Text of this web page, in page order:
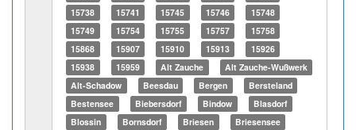
15738
15741 15745 15746
15748
15749
15754 15755 15757
15758
15868
15907 15910 15913
15926
15938
15959 Alt Zauche
Alt Zauche-Wußwerk
Alt-Schadow
Beesdau Bergen
Bersteland
Bestensee
Biebersdorf Bindow
Blasdorf
Blossin
Bornsdorf Briesen Briesensee